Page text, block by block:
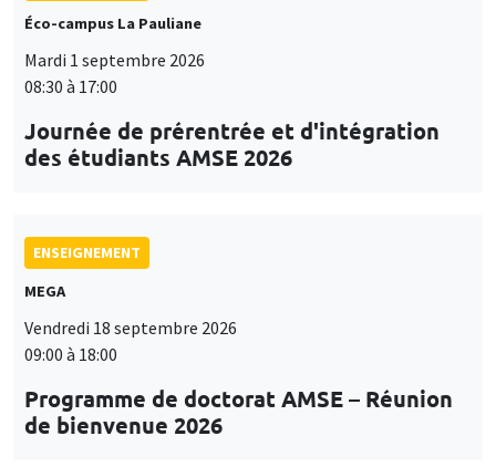
Éco-campus La Pauliane
Mardi 1 septembre 2026
08:30 à 17:00
Journée de prérentrée et d'intégration
des étudiants AMSE 2026
ENSEIGNEMENT
MEGA
Vendredi 18 septembre 2026
09:00 à 18:00
Programme de doctorat AMSE – Réunion
de bienvenue 2026